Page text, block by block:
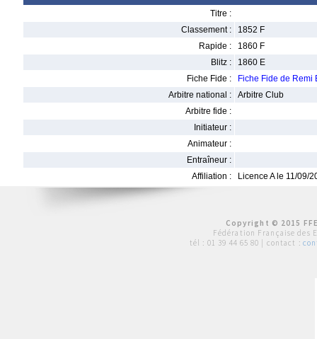
Titre :
Classement :
1852 F
Rapide :
1860 F
Blitz :
1860 E
Fiche Fide :
Fiche Fide de Remi
Arbitre national :
Arbitre Club
Arbitre fide :
Initiateur :
Animateur :
Entraîneur :
Affiliation :
Licence A le 11/09/
Copyright © 2015
Fédération Française des
tél : 01 39 44 65 80 | contact :